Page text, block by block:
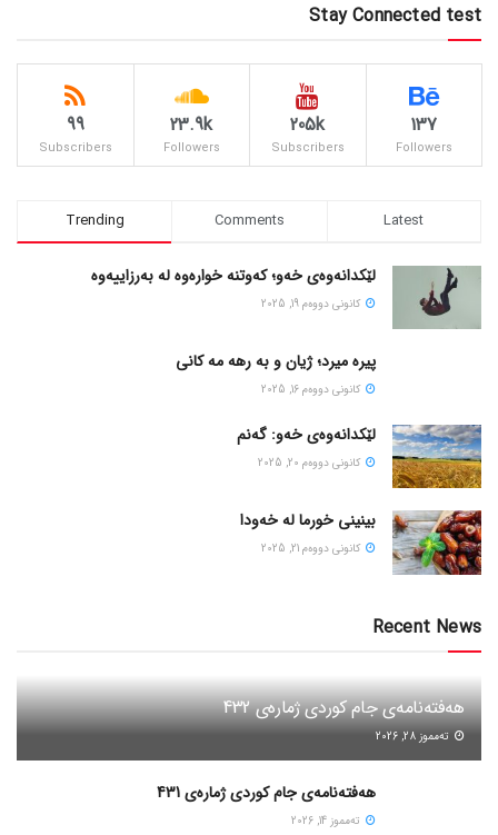
Stay Connected test
137
Followers
205k
Subscribers
23.9k
Followers
99
Subscribers
Trending Comments Latest
لێکدانەوەی خەو؛ کەوتنە خوارەوە لە بەرزاییەوە
كانونی دووه‌م 19, 2025
پیره میرد؛ ژیان و به رهه مه کانی
كانونی دووه‌م 16, 2025
لێکدانەوەی خەو: گەنم
كانونی دووه‌م 20, 2025
بینینی خورما لە خەودا
كانونی دووه‌م 21, 2025
Recent News
هەفتەنامەی جام کوردی ژمارەی 432
ته‌مموز 28, 2026
هەفتەنامەی جام کوردی ژمارەی 431
ته‌مموز 14, 2026